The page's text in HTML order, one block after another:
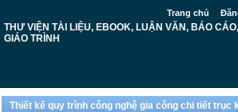
Trang chủ
THƯ VIỆN TÀI LIỆU, EBOOK, LUẬN VĂN, BÁO
GIÁO TRÌNH
Thiết kế quy trình công nghệ gia công chi tiết trục